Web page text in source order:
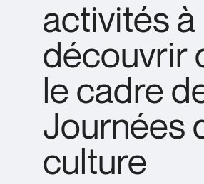
activités à
découvrir
le cadre
Journées
culture